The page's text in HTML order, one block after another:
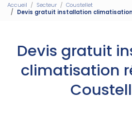
Accueil Secteur
Coustellet
Devis gratuit installation
Devis gratuit
climatisation